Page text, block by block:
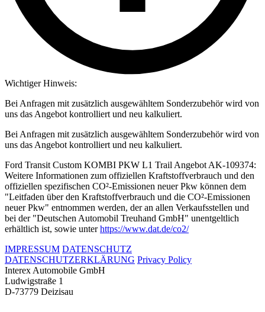
Wichtiger Hinweis:
Bei Anfragen mit zusätzlich ausgewähltem Sonderzubehör wird von
uns das Angebot kontrolliert und neu kalkuliert.
Bei Anfragen mit zusätzlich ausgewähltem Sonderzubehör wird von
uns das Angebot kontrolliert und neu kalkuliert.
Ford Transit Custom KOMBI PKW L1 Trail Angebot AK-109374:
Weitere Informationen zum offiziellen Kraftstoffverbrauch und den
offiziellen spezifischen CO²-Emissionen neuer Pkw können dem
"Leitfaden über den Kraftstoffverbrauch und die CO²-Emissionen
neuer Pkw" entnommen werden, der an allen Verkaufsstellen und
bei der "Deutschen Automobil Treuhand GmbH" unentgeltlich
erhältlich ist, sowie unterhttps://www.dat.de/co2/
IMPRESSUM DATENSCHUTZ
DATENSCHUTZERKLÄRUNG Privacy Policy
Interex Automobile GmbH
Ludwigstraße 1
D-73779 Deizisau